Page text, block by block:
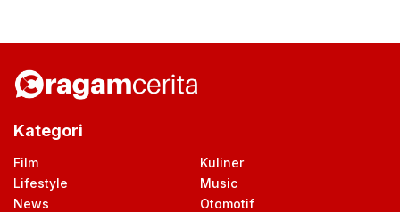
Kategori
Film
Kuliner
Lifestyle
Music
News
Otomotif